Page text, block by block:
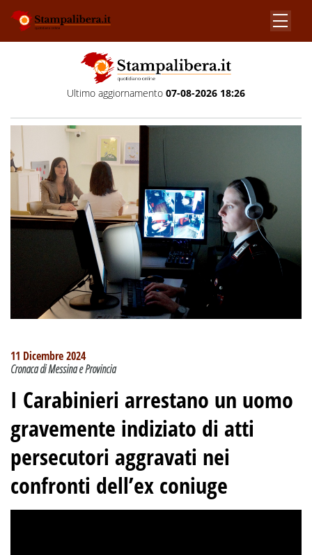
Ultimo aggiornamento 07-08-2026 18:26
11 Dicembre 2024
Cronaca di Messina e Provincia
I Carabinieri arrestano un uomo
gravemente indiziato di atti
persecutori aggravati nei
confronti dell’ex coniuge